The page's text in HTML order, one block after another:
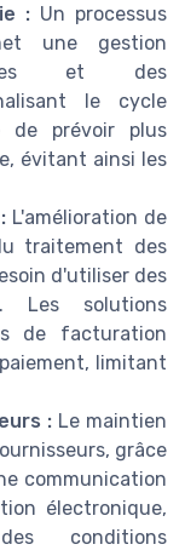
: Un processus
une gestion
et des
le cycle
de prévoir plus
évitant ainsi les
L'amélioration de
traitement des
d'utiliser des
Les solutions
de facturation
limitant
:Le maintien
grâce
communication
électronique,
conditions